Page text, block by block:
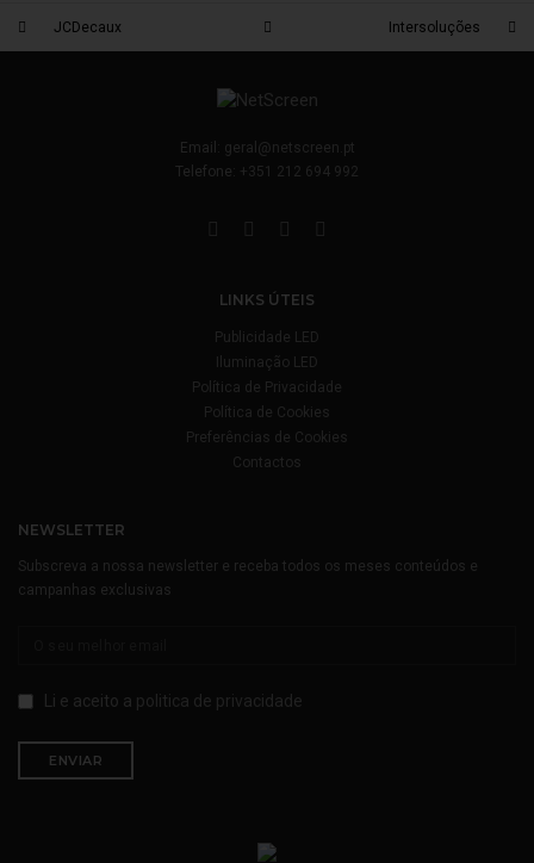
JCDecaux Intersoluções
Email:
geral@netscreen.pt
Telefone:
+351 212 694 992
LINKS ÚTEIS
Publicidade LED
Iluminação LED
Política de Privacidade
Política de Cookies
Preferências de Cookies
Contactos
NEWSLETTER
Subscreva a nossa newsletter e receba todos os meses conteúdos e
campanhas exclusivas
Li e aceito a politica de privacidade